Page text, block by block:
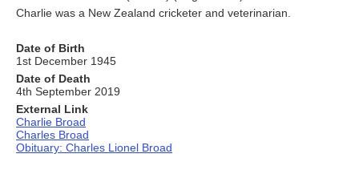
Charlie was a New Zealand cricketer and veterinarian.
Date of Birth
1st December 1945
Date of Death
4th September 2019
External Link
Charlie Broad
Charles Broad
Obituary: Charles Lionel Broad